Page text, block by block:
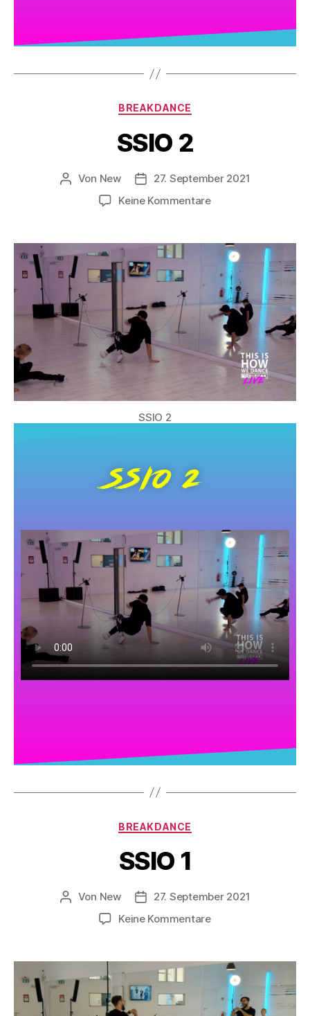
BREAKDANCE
SSIO 2
Von New
27. September 2021
Keine Kommentare
SSIO 2
SSIO 2
BREAKDANCE
SSIO 1
Von New
27. September 2021
Keine Kommentare